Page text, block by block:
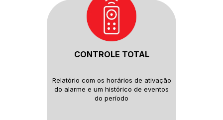
CONTROLE TOTAL
Relatório com os horários de ativação
do alarme e um histórico de eventos
do período